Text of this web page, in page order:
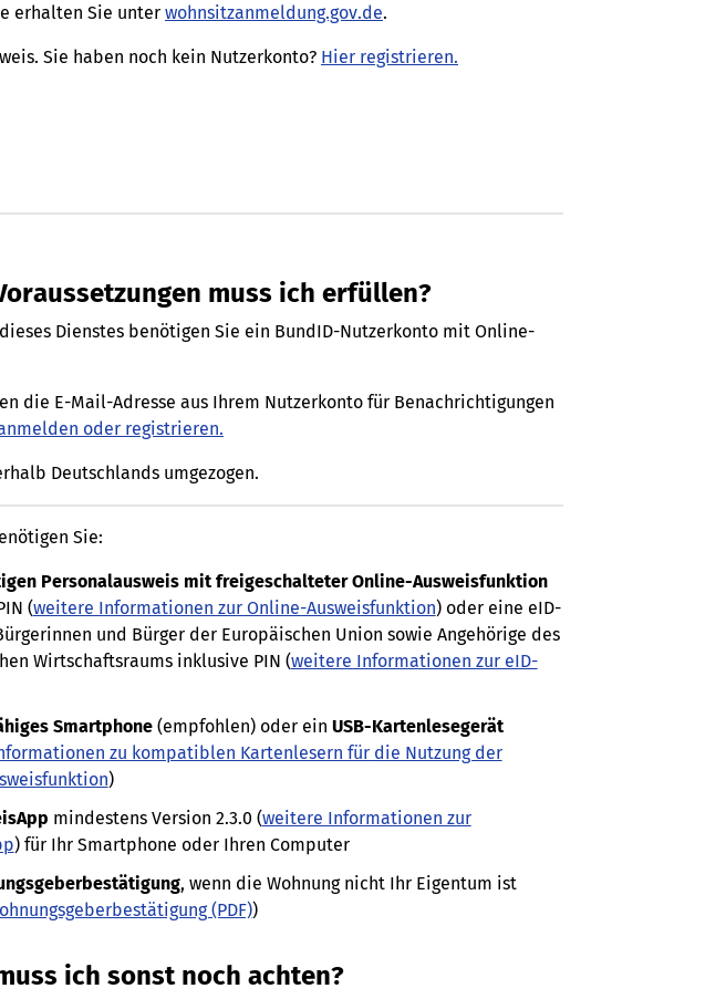
erhalten Sie unter wohnsitzanmeldung.gov.de.
Sie haben noch kein Nutzerkonto? Hier registrieren.
muss ich erfüllen?
Dienstes benötigen Sie ein BundID-Nutzerkonto mit Online-
die E-Mail-Adresse aus Ihrem Nutzerkonto für Benachrichtigungen
oder registrieren.
Deutschlands umgezogen.
Sie:
Personalausweis mit freigeschalteter Online-Ausweisfunktion
(weitere Informationen zur Online-Ausweisfunktion) oder eine eID-
und Bürger der Europäischen Union sowie Angehörige des
Wirtschaftsraums inklusive PIN (weitere Informationen zur eID-
Smartphone(empfohlen) oder ein USB-Kartenlesegerät
zu kompatiblen Kartenlesern für die Nutzung der
)
mindestens Version 2.3.0 (weitere Informationen zur
) für Ihr Smartphone oder Ihren Computer
, wenn die Wohnung nicht Ihr Eigentum ist
(PDF))
ich sonst noch achten?